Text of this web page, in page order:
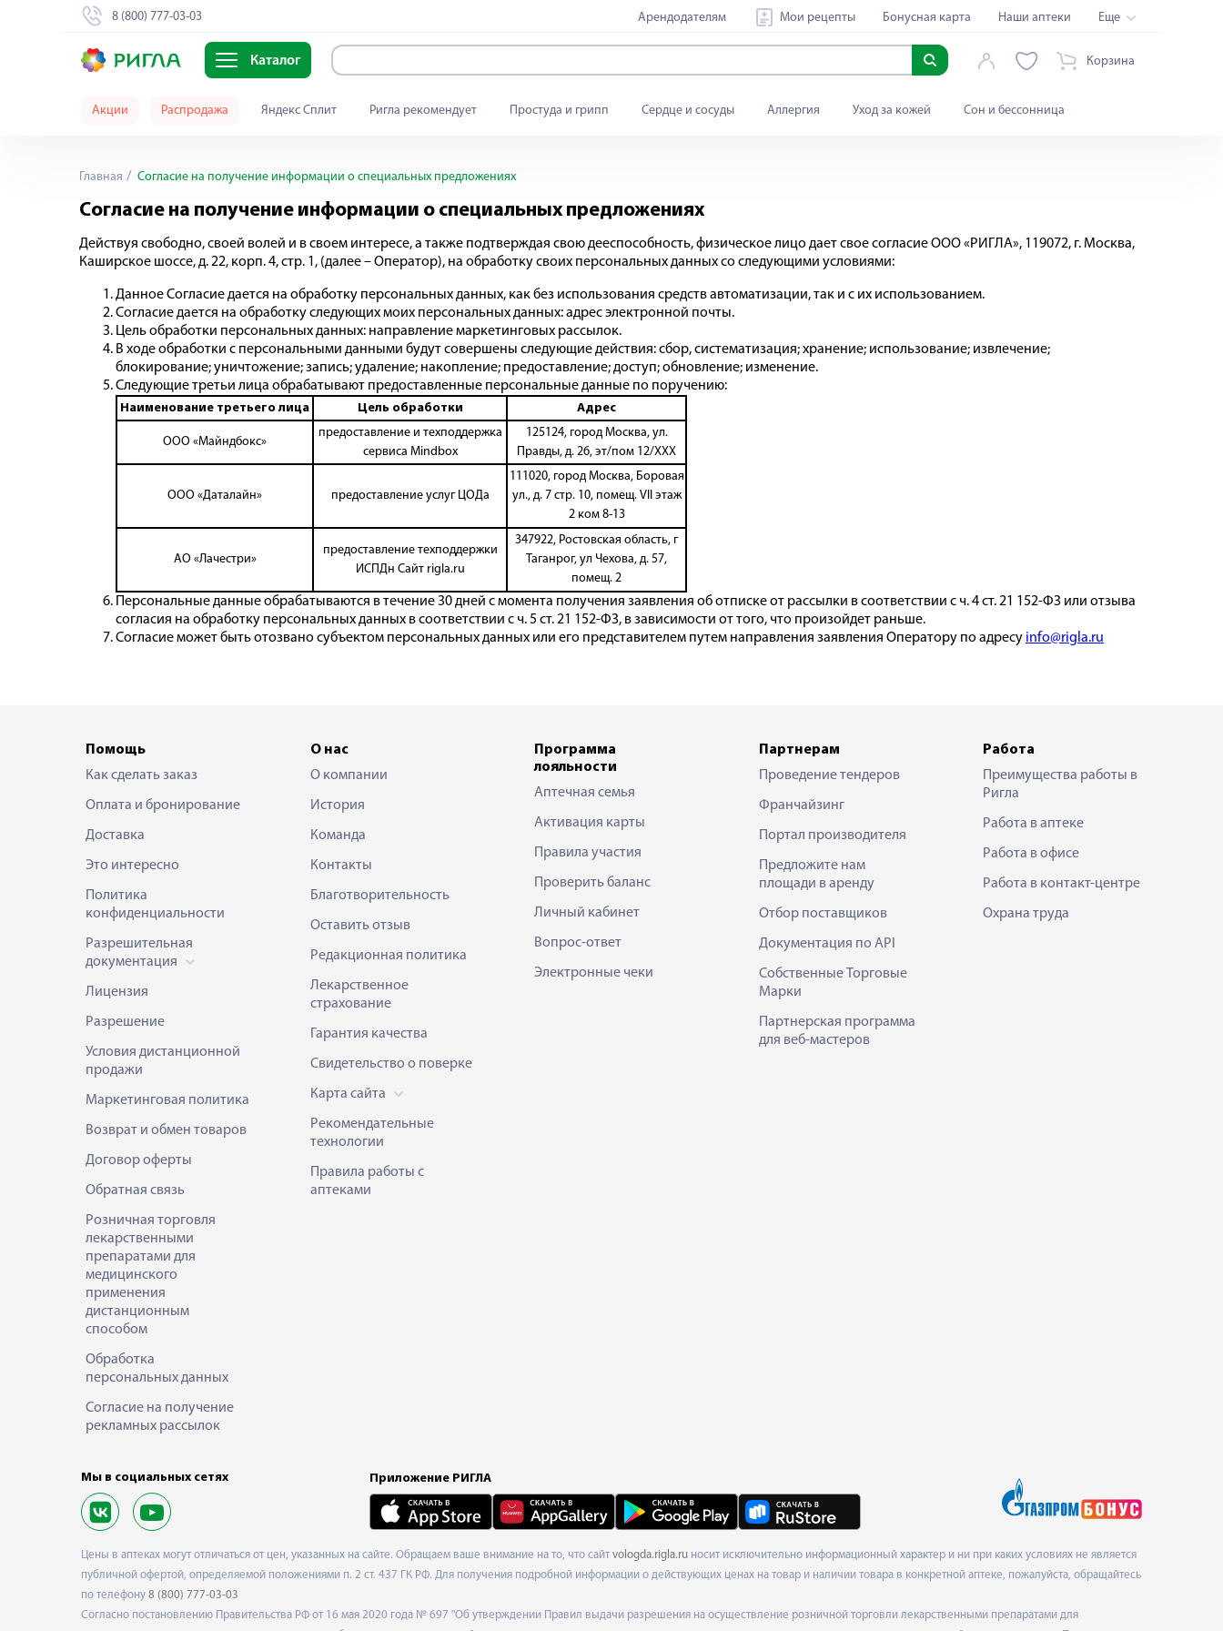
8 (800) 777-03-03 Арендодателям Мои рецепты Бонусная карта Наши аптеки Еще
Каталог Корзина
Акции Распродажа Яндекс Сплит Ригла рекомендует Простуда и грипп Сердце и сосуды Аллергия Уход за кожей Сон и бессонница
Главная Согласие на получение информации о специальных предложениях
Согласие на получение информации о специальных предложениях
Действуя свободно, своей волей и в своем интересе, а также подтверждая свою дееспособность, физическое лицо дает свое согласие ООО «РИГЛА», 119072, г. Москва,
Каширское шоссе, д. 22, корп. 4, стр. 1, (далее – Оператор), на обработку своих персональных данных со следующими условиями:
Данное Согласие дается на обработку персональных данных, как без использования средств автоматизации, так и с их использованием.
Согласие дается на обработку следующих моих персональных данных: адрес электронной почты.
Цель обработки персональных данных: направление маркетинговых рассылок.
В ходе обработки с персональными данными будут совершены следующие действия: сбор, систематизация; хранение; использование; извлечение;
блокирование; уничтожение; запись; удаление; накопление; предоставление; доступ; обновление; изменение.
Следующие третьи лица обрабатывают предоставленные персональные данные по поручению:
Наименование третьего лица Цель обработки Адрес
ООО «Майндбокс»
предоставление и техподдержка
сервиса Mindbox
125124, город Москва, ул.
Правды, д. 26, эт/пом 12/XXX
ООО «Даталайн» предоставление услуг ЦОДа
111020, город Москва, Боровая
ул., д. 7 стр. 10, помещ. VII этаж
2 ком 8-13
АО «Лачестри»
предоставление техподдержки
ИСПДн Сайт rigla.ru
347922, Ростовская область, г
Таганрог, ул Чехова, д. 57,
помещ. 2
Персональные данные обрабатываются в течение 30 дней с момента получения заявления об отписке от рассылки в соответствии с ч. 4 ст. 21 152-ФЗ или отзыва
согласия на обработку персональных данных в соответствии с ч. 5 ст. 21 152-ФЗ, в зависимости от того, что произойдет раньше.
Согласие может быть отозвано субъектом персональных данных или его представителем путем направления заявления Оператору по адресу info@rigla.ru
Помощь
Как сделать заказ
Оплата и бронирование
Доставка
Это интересно
Политика
конфиденциальности
Разрешительная
документация
Лицензия
Разрешение
Условия дистанционной
продажи
Маркетинговая политика
Возврат и обмен товаров
Договор оферты
Обратная связь
Розничная торговля
лекарственными
препаратами для
медицинского
применения
дистанционным
способом
Обработка
персональных данных
Согласие на получение
рекламных рассылок
О нас
О компании
История
Команда
Контакты
Благотворительность
Оставить отзыв
Редакционная политика
Лекарственное
страхование
Гарантия качества
Свидетельство о поверке
Карта сайта
Рекомендательные
технологии
Правила работы с
аптеками
Программа
лояльности
Аптечная семья
Активация карты
Правила участия
Проверить баланс
Личный кабинет
Вопрос-ответ
Электронные чеки
Партнерам
Проведение тендеров
Франчайзинг
Портал производителя
Предложите нам
площади в аренду
Отбор поставщиков
Документация по API
Собственные Торговые
Марки
Партнерская программа
для веб-мастеров
Работа
Преимущества работы в
Ригла
Работа в аптеке
Работа в офисе
Работа в контакт-центре
Охрана труда
Мы в социальных сетях Приложение РИГЛА
Цены в аптеках могут отличаться от цен, указанных на сайте. Обращаем ваше внимание на то, что сайт vologda.rigla.ru носит исключительно информационный характер и ни при каких условиях не является
публичной офертой, определяемой положениями п. 2 ст. 437 ГК РФ. Для получения подробной информации о действующих ценах на товар и наличии товара в конкретной аптеке, пожалуйста, обращайтесь
по телефону 8 (800) 777-03-03
Согласно постановлению Правительства РФ от 16 мая 2020 года № 697 "Об утверждении Правил выдачи разрешения на осуществление розничной торговли лекарственными препаратами для